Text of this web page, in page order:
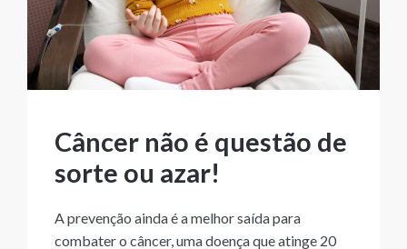
Câncer não é questão de
sorte ou azar!
A prevenção ainda é a melhor saída para
combater o câncer, uma doença que atinge 20